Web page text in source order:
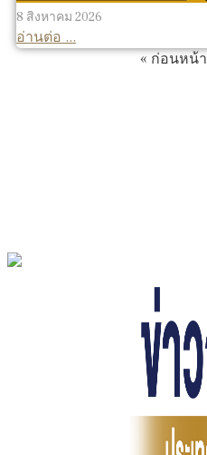
8 สิงหาคม 2026
อ่านต่อ ...
« ก่อนหน้า